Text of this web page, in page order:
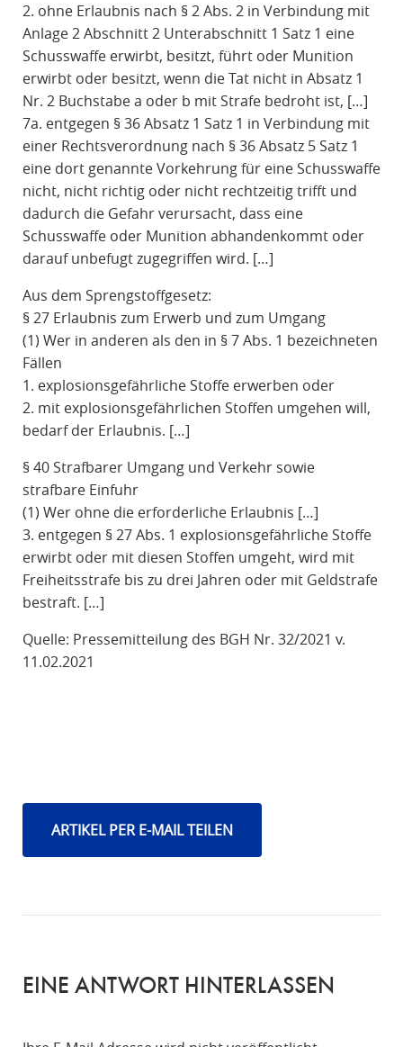
2. ohne Erlaubnis nach § 2 Abs. 2 in Verbindung mit
Anlage 2 Abschnitt 2 Unterabschnitt 1 Satz 1 eine
Schusswaffe erwirbt, besitzt, führt oder Munition
erwirbt oder besitzt, wenn die Tat nicht in Absatz 1
Nr. 2 Buchstabe a oder b mit Strafe bedroht ist, […]
7a. entgegen § 36 Absatz 1 Satz 1 in Verbindung mit
einer Rechtsverordnung nach § 36 Absatz 5 Satz 1
eine dort genannte Vorkehrung für eine Schusswaffe
nicht, nicht richtig oder nicht rechtzeitig trifft und
dadurch die Gefahr verursacht, dass eine
Schusswaffe oder Munition abhandenkommt oder
darauf unbefugt zugegriffen wird. […]
Aus dem Sprengstoffgesetz:
§ 27 Erlaubnis zum Erwerb und zum Umgang
(1) Wer in anderen als den in § 7 Abs. 1 bezeichneten
Fällen
1. explosionsgefährliche Stoffe erwerben oder
2. mit explosionsgefährlichen Stoffen umgehen will,
bedarf der Erlaubnis. […]
§ 40 Strafbarer Umgang und Verkehr sowie
strafbare Einfuhr
(1) Wer ohne die erforderliche Erlaubnis […]
3. entgegen § 27 Abs. 1 explosionsgefährliche Stoffe
erwirbt oder mit diesen Stoffen umgeht, wird mit
Freiheitsstrafe bis zu drei Jahren oder mit Geldstrafe
bestraft. […]
Quelle: Pressemitteilung des BGH Nr. 32/2021 v.
11.02.2021
ARTIKEL PER E-MAIL TEILEN
EINE ANTWORT HINTERLASSEN